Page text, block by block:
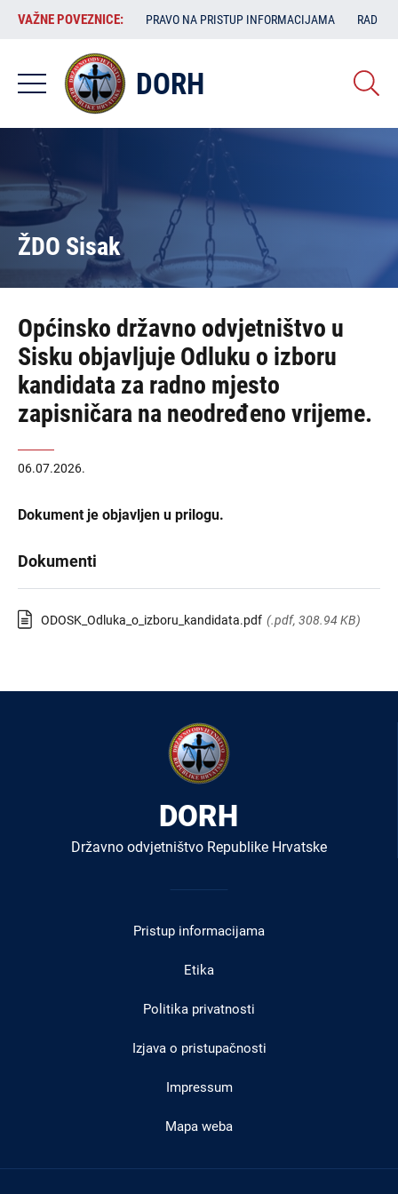
Skoči
sadržaj
VAŽNE
POVEZNICE:
VAŽNE POVEZNICE: PRAVO NA PRISTUP INFORMACIJAMA RAD
DORH
ŽDO Sisak
Općinsko državno odvjetništvo u
Sisku objavljuje Odluku o izboru
kandidata za radno mjesto
zapisničara na neodređeno vrijeme.
06.07.2026.
Dokument je objavljen u prilogu.
Dokumenti
ODOSK_Odluka_o_izboru_kandidata.pdf (.pdf, 308.94 KB)
DORH
Državno odvjetništvo Republike Hrvatske
Pristup informacijama
Etika
Politika privatnosti
Izjava o pristupačnosti
Impressum
Mapa weba